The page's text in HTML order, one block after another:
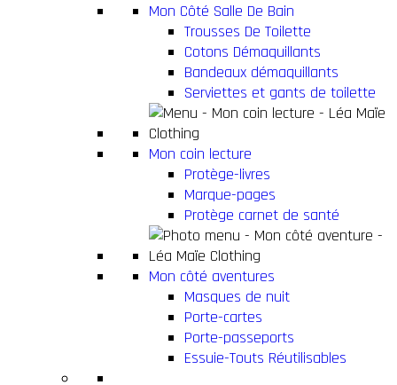
Mon Côté Salle De Bain
Trousses De Toilette
Cotons Démaquillants
Bandeaux démaquillants
Serviettes et gants de toilette
Mon coin lecture
Protège-livres
Marque-pages
Protège carnet de santé
Mon côté aventures
Masques de nuit
Porte-cartes
Porte-passeports
Essuie-Touts Réutilisables